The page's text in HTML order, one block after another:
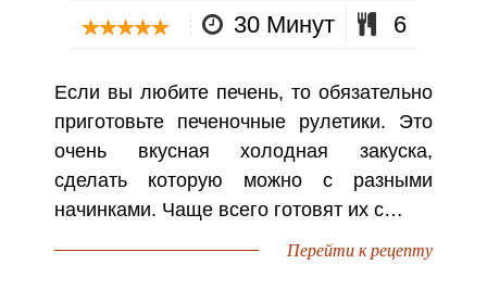
30 Минут 6
Если вы любите печень, то обязательно
приготовьте печеночные рулетики. Это
очень вкусная холодная закуска,
сделать которую можно с разными
начинками. Чаще всего готовят их с…
Перейти к рецепту